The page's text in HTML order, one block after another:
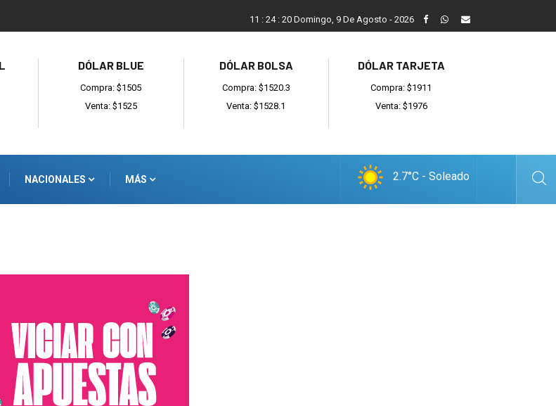
San Cayetano, el trabajo y una nueva etapa para la
11 : 24: 21 Domingo, 9 De Agosto - 2026
DÓLAR BLUE
Compra: $1505
Venta: $1525
DÓLAR BOLSA
Compra: $1520.3
Venta: $1528.1
DÓLAR TARJETA
Compra: $1911
Venta: $1976
NACIONALES MÁS 2.7°C - Soleado